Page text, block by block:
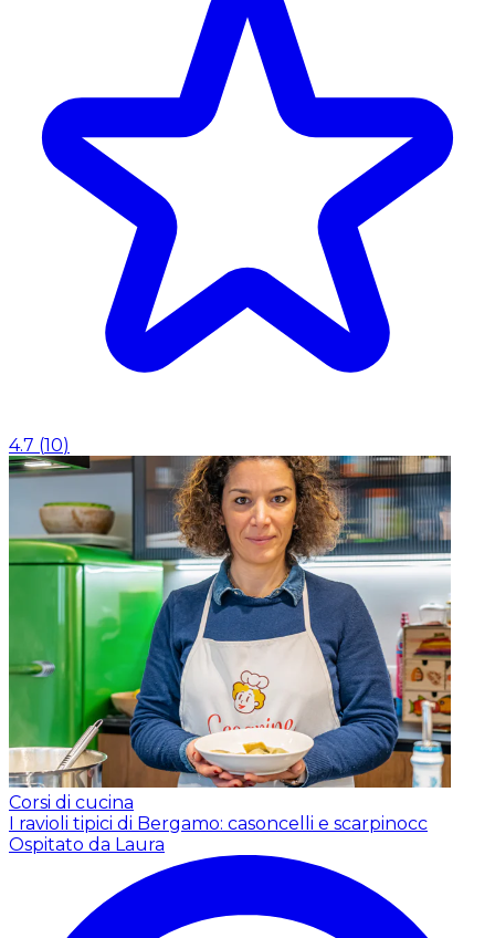
4.7 (10)
Corsi di cucina
I ravioli tipici di Bergamo: casoncelli e scarpinocc
Ospitato da Laura